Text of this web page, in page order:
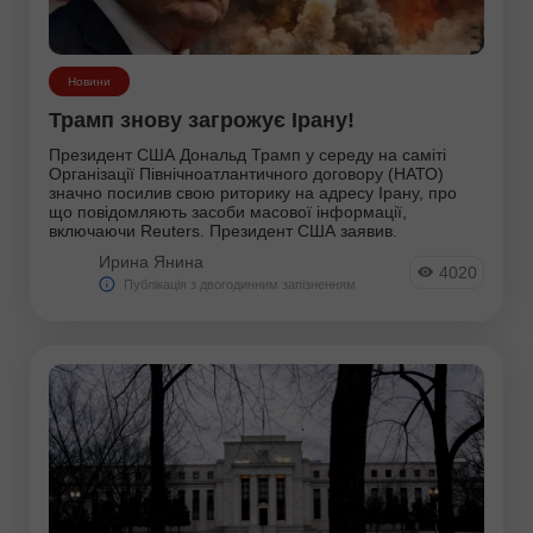
Технічний аналіз
Трендова лінія
Фондові ринки
Форекс-юмор
Фундаментальний аналіз
Хвильовий аналіз
Інструменти:
Новини
Трамп знову загрожує Ірану!
Президент США Дональд Трамп у середу на саміті
Організації Північноатлантичного договору (НАТО)
значно посилив свою риторику на адресу Ірану, про
що повідомляють засоби масової інформації,
включаючи Reuters. Президент США заявив.
Ирина Янина
Публікація з двогодинним запізненням
4020